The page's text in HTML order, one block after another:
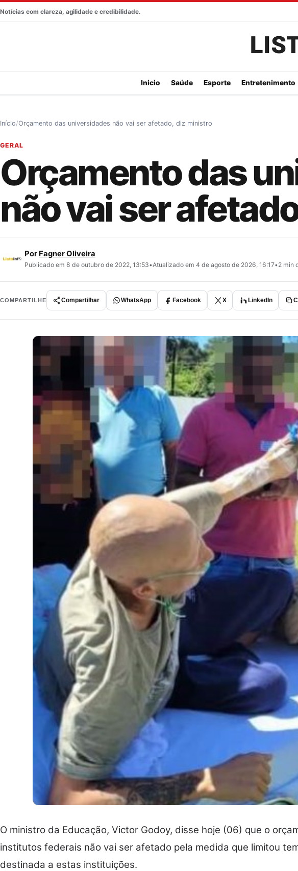
Notícias com clareza, agilidade e credibilidade.
Listanews
Inicio Saúde Esporte Entretenimento
Início Orçamento das universidades não vai ser afetado, diz ministro
GERAL
Orçamento das
não vai ser
Por Fagner Oliveira
Publicado em 8 de outubro de 2022, 13:53•Atualizado em 4 de agosto de 2026, 16:17•2 min
COMPARTILHE Compartilhar WhatsApp Facebook X LinkedIn
O ministro da Educação, Victor Godoy, disse hoje (06) que o
institutos federais não vai ser afetado pela medida que limitou
destinada a estas instituições.